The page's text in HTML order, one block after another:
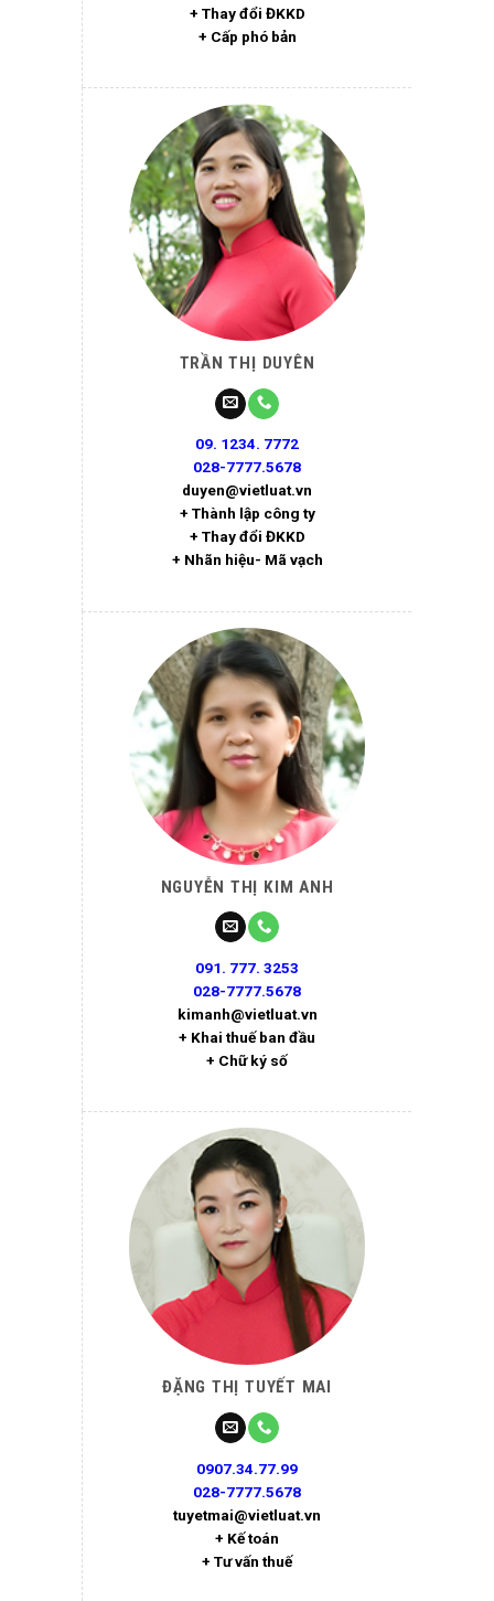
+ Thay đổi ĐKKD
+ Cấp phó bản
TRẦN THỊ DUYÊN
09. 1234. 7772
028-7777.5678
duyen@vietluat.vn
+ Thành lập công ty
+ Thay đổi ĐKKD
+ Nhãn hiệu- Mã vạch
NGUYỄN THỊ KIM ANH
091. 777. 3253
028-7777.5678
kimanh@vietluat.vn
+ Khai thuế ban đầu
+ Chữ ký số
ĐẶNG THỊ TUYẾT MAI
0907.34.77.99
028-7777.5678
tuyetmai@vietluat.vn
+ Kế toán
+ Tư vấn thuế